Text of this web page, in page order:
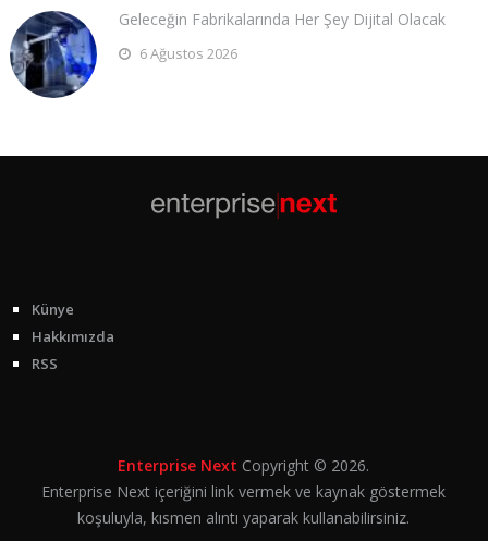
Geleceğin Fabrikalarında Her Şey Dijital Olacak
6 Ağustos 2026
Künye
Hakkımızda
RSS
Enterprise Next Copyright © 2026.
Enterprise Next içeriğini link vermek ve kaynak göstermek
koşuluyla, kısmen alıntı yaparak kullanabilirsiniz.